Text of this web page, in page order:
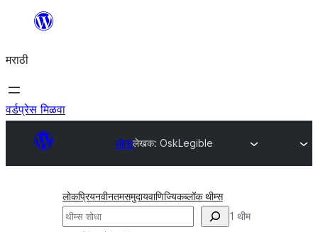
सामुग्रीवर
मराठी
वर्डप्रेस मिळवा
थीम्सलेखक: OskLegible
लोकप्रियनवीनतमसमुदायवाणिज्यिकब्लॉक थीम्स
शोधा
1 थीम